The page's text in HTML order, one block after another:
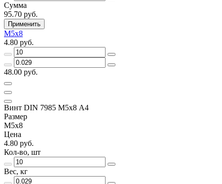
Сумма
95.70 руб.
Применить
М5х8
4.80 руб.
48.00 руб.
Винт DIN 7985 М5х8 A4
Размер
М5х8
Цена
4.80 руб.
Кол-во, шт
Вес, кг